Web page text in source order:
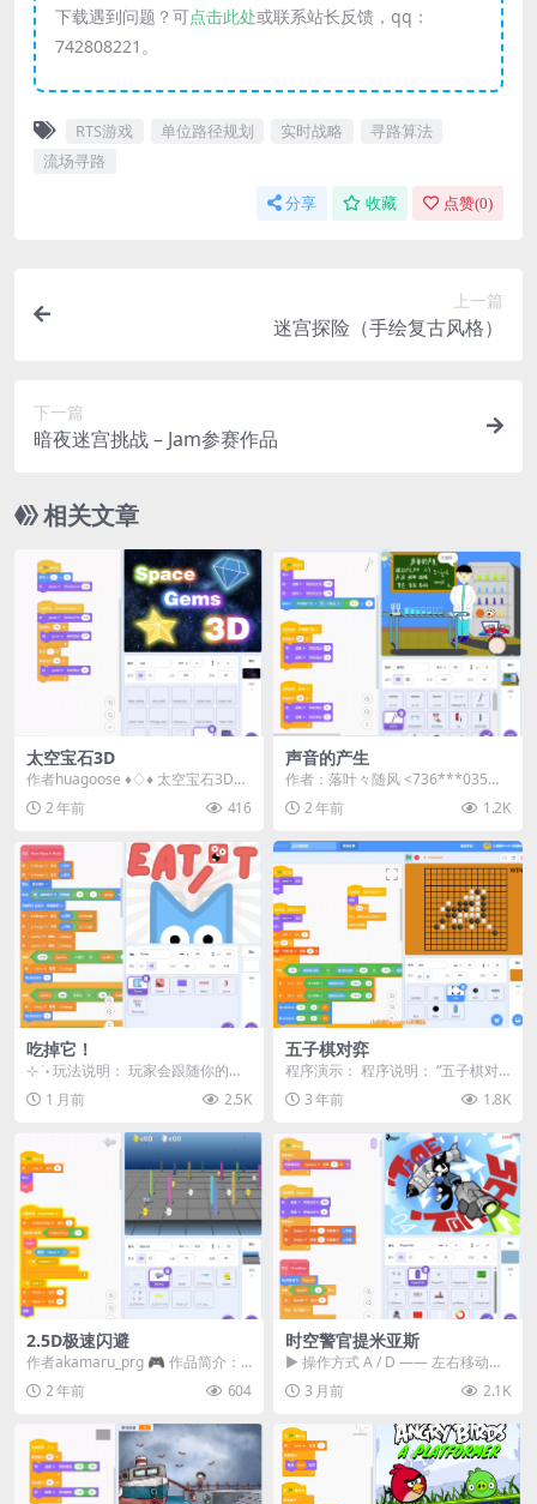
下载遇到问题？可点击此处或联系站长反馈，qq：
742808221。
RTS游戏 单位路径规划 实时战略
寻路算法
流场寻路
分享 收藏 点赞(0)
上一篇
迷宫探险（手绘复古风格）
下一篇
暗夜迷宫挑战 – Jam参赛作品
相关文章
太空宝石3D
作者huagoose ♦️♢♦️ 太空宝石3D
♦️♢♦️ ♦️ 点击绿色旗帜开...
2 年前 416
声音的产生
作者：落叶々随风 <736***035@q
q.com> | 站内用户...
2 年前 1.2K
吃掉它！
⊹ ࣪ ˖ 玩法说明： 玩家会跟随你的鼠
标移动 目标是吃掉其他方块，变得
比整个地...
1 月前 2.5K
五子棋对弈
程序演示： 程序说明： “五子棋对
弈”是一个基于Scratch编程平台的
五子棋游...
3 年前 1.8K
2.5D极速闪避
作者akamaru_prg 🎮 作品简介：
在《2.5D极速闪避》这款游戏中，
你...2 年前 604
时空警官提米亚斯
▶ 操作方式 A / D —— 左右移动
W —— 跳跃 按住鼠标按钮 ——
瞄...3 月前 2.1K